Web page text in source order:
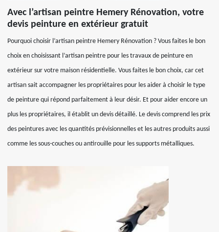
Avec l’artisan peintre Hemery Rénovation, votre
devis peinture en extérieur gratuit
Pourquoi choisir l’artisan peintre Hemery Rénovation ? Vous faites le bon
choix en choisissant l’artisan peintre pour les travaux de peinture en
extérieur sur votre maison résidentielle. Vous faites le bon choix, car cet
artisan sait accompagner les propriétaires pour les aider à choisir le type
de peinture qui répond parfaitement à leur désir. Et pour aider encore un
plus les propriétaires, il établit un devis détaillé. Le devis comprend les prix
des peintures avec les quantités prévisionnelles et les autres produits aussi
comme les sous-couches ou antirouille pour les supports métalliques.